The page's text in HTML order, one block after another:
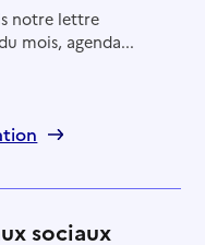
notre lettre
mois, agenda...
sociaux